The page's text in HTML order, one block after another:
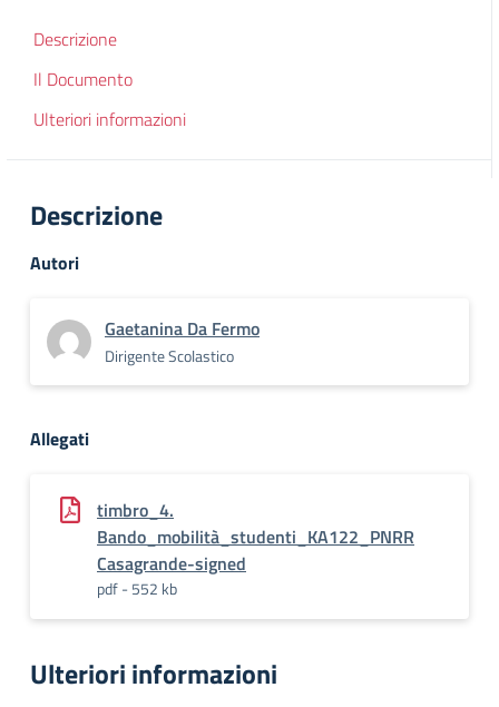
Descrizione
Il Documento
Ulteriori informazioni
Descrizione
Autori
Gaetanina Da Fermo
Dirigente Scolastico
Allegati
timbro_4.
Bando_mobilità_studenti_KA122_PNRR
Casagrande-signed
pdf - 552 kb
Ulteriori informazioni